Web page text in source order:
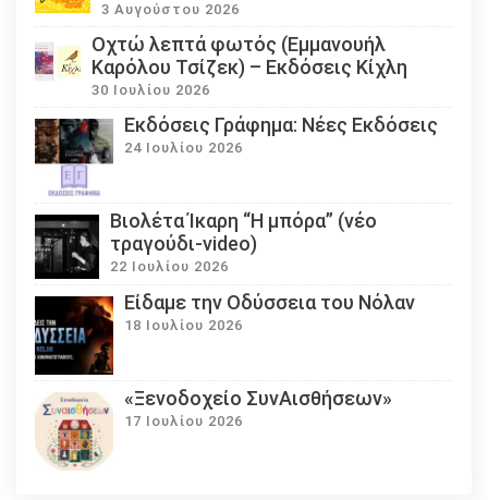
3 Αυγούστου 2026
Οχτώ λεπτά φωτός (Εμμανουήλ
Καρόλου Τσίζεκ) – Εκδόσεις Κίχλη
30 Ιουλίου 2026
Εκδόσεις Γράφημα: Νέες Εκδόσεις
24 Ιουλίου 2026
Βιολέτα Ίκαρη “Η μπόρα” (νέο
τραγούδι-video)
22 Ιουλίου 2026
Eίδαμε την Οδύσσεια του Νόλαν
18 Ιουλίου 2026
«Ξενοδοχείο ΣυνΑισθήσεων»
17 Ιουλίου 2026